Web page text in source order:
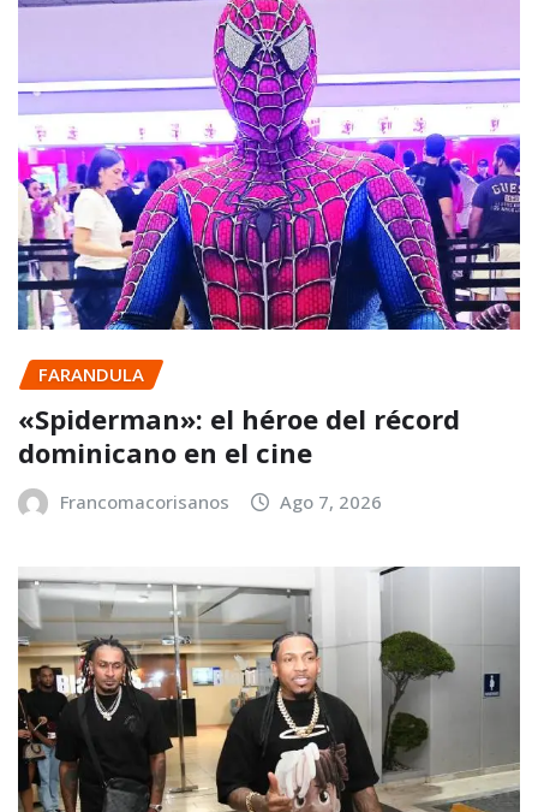
FARANDULA
«Spiderman»: el héroe del récord
dominicano en el cine
Francomacorisanos Ago 7, 2026